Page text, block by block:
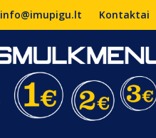
info@imupigu.lt Kontaktai
Prekės kodas: